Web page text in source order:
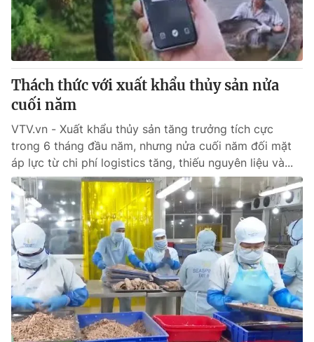
Sản phẩm
Thị trường
Tư vấn
Lịch phát sóng
Chuyên mục khác
Emagazine
Photo Infographic
Video Shorts video
VTV Money VTV Thể thao
VTV Sức khoẻ Bất động sản
Thị trường 24h Tấm lòng Việt
Thách thức với xuất khẩu thủy sản nửa
cuối năm
VTV.vn - Xuất khẩu thủy sản tăng trưởng tích cực
trong 6 tháng đầu năm, nhưng nửa cuối năm đối mặt
áp lực từ chi phí logistics tăng, thiếu nguyên liệu và...